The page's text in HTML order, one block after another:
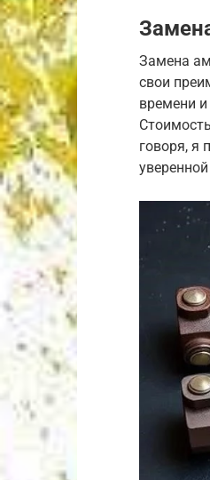
Замена
свои
времени
говоря, я